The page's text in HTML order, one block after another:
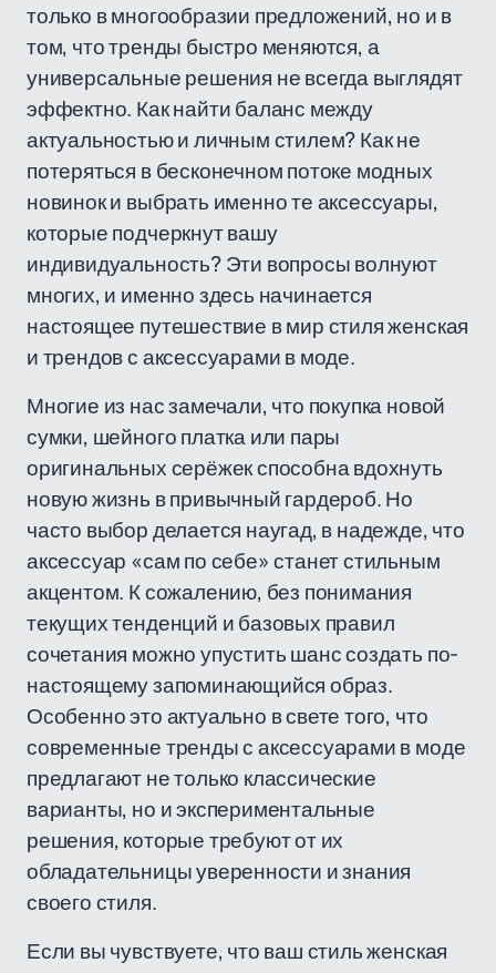
только в многообразии предложений, но и в
том, что тренды быстро меняются, а
универсальные решения не всегда выглядят
эффектно. Как найти баланс между
актуальностью и личным стилем? Как не
потеряться в бесконечном потоке модных
новинок и выбрать именно те аксессуары,
которые подчеркнут вашу
индивидуальность? Эти вопросы волнуют
многих, и именно здесь начинается
настоящее путешествие в мир стиля женская
и трендов с аксессуарами в моде.
Многие из нас замечали, что покупка новой
сумки, шейного платка или пары
оригинальных серёжек способна вдохнуть
новую жизнь в привычный гардероб. Но
часто выбор делается наугад, в надежде, что
аксессуар «сам по себе» станет стильным
акцентом. К сожалению, без понимания
текущих тенденций и базовых правил
сочетания можно упустить шанс создать по-
настоящему запоминающийся образ.
Особенно это актуально в свете того, что
современные тренды с аксессуарами в моде
предлагают не только классические
варианты, но и экспериментальные
решения, которые требуют от их
обладательницы уверенности и знания
своего стиля.
Если вы чувствуете, что ваш стиль женская